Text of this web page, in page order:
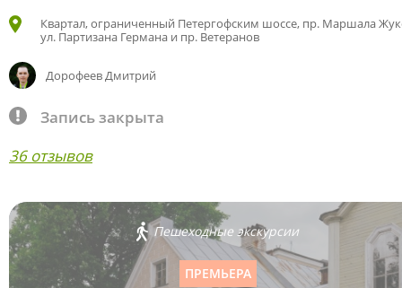
Квартал, ограниченный Петергофским шоссе, пр. Маршала
ул. Партизана Германа и пр. Ветеранов
Дорофеев Дмитрий
Запись закрыта
36 отзывов
Пешеходные экскурсии
ПРЕМЬЕРА